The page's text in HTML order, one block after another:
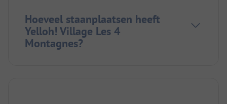
Hoeveel staanplaatsen heeft
Yelloh! Village Les 4
Montagnes?